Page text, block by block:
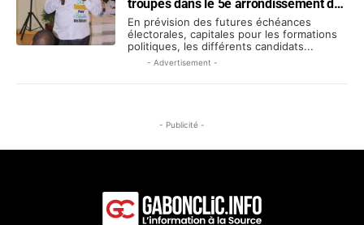
troupes dans le 5e arrondissement de
Libreville
En prévision des futures échéances
électorales, capitales pour les formations
politiques, les différents candidats...
- Advertisement -
- Publicité -